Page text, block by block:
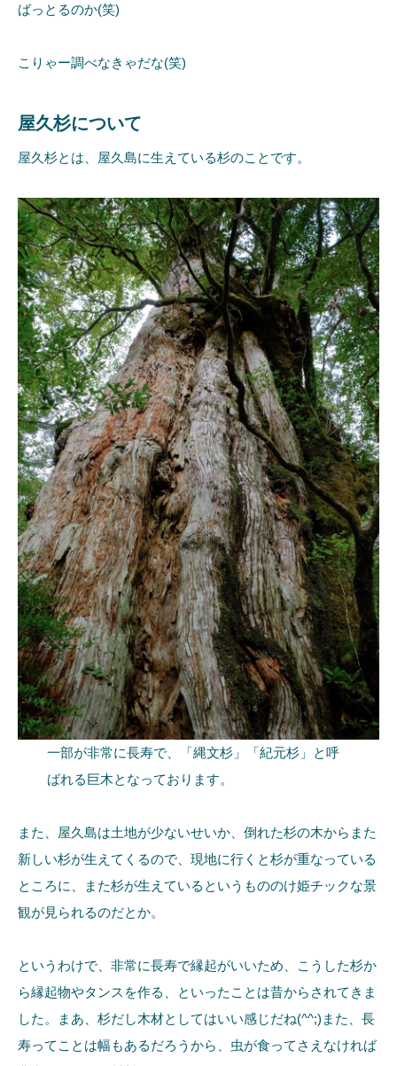
ばっとるのか(笑)
こりゃー調べなきゃだな(笑)
屋久杉について
屋久杉とは、屋久島に生えている杉のことです。
一部が非常に長寿で、「縄文杉」「紀元杉」と呼
ばれる巨木となっております。
また、屋久島は土地が少ないせいか、倒れた杉の木からまた
新しい杉が生えてくるので、現地に行くと杉が重なっている
ところに、また杉が生えているというもののけ姫チックな景
観が見られるのだとか。
というわけで、非常に長寿で縁起がいいため、こうした杉か
ら縁起物やタンスを作る、といったことは昔からされてきま
した。まあ、杉だし木材としてはいい感じだね(^^;)また、長
寿ってことは幅もあるだろうから、虫が食ってさえなければ